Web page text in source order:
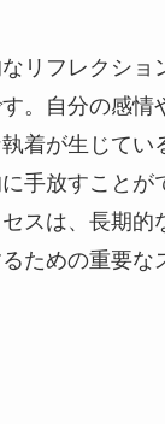
リフレクショ
。自分の感情
着が生じてい
手放すことが
スは、長期的
ための重要な